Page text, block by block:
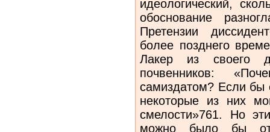
идеологический,
обоснование
Претензии
более позднего
Лакер из своего
почвенников:
самиздатом? Если бы
некоторые из них
смелости»761. Но
можно было бы